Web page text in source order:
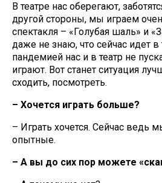
В театре нас оберегают,
другой стороны, мы играем
спектакля – «Голубая шаль» и
даже не знаю, что сейчас идет в
пандемией нас и в театр не
играют. Вот станет ситуация
сходить, посмотреть.
– Хочется играть больше?
– Играть хочется. Сейчас ведь
опытные.
– А вы до сих пор можете